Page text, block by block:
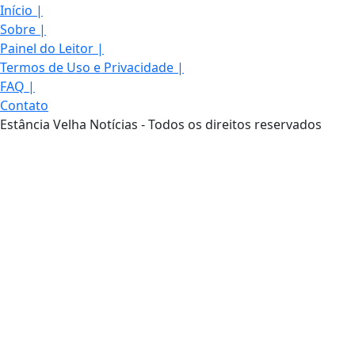
Início |
Sobre |
Painel do Leitor |
Termos de Uso e Privacidade |
FAQ |
Contato
Estância Velha Notícias - Todos os direitos reservados